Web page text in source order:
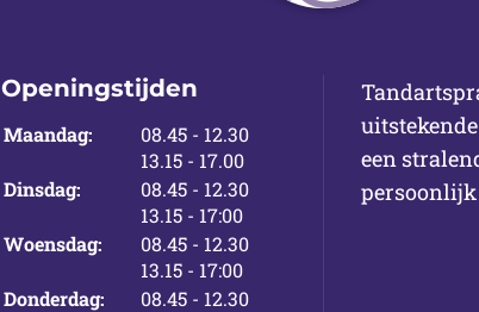
Openingstijden
Maandag: 08.45 tot
- 12.30
13.15 tot
- 17.00
Dinsdag:
08.45 tot
- 12.30
13.15 tot
- 17:00
Woensdag:
08.45 tot
- 12.30
13.15 tot
- 17:00
Donderdag:
08.45 tot
- 12.30
een
persoonlijk